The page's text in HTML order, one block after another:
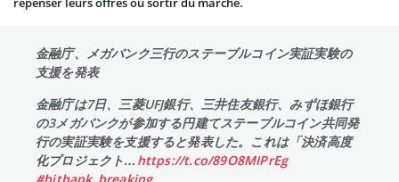
金融庁、メガバンク三行のステーブルコイン実証実験の
支援を発表
金融庁は7日、三菱UFJ銀行、三井住友銀行、みずほ銀行
の3メガバンクが参加する円建てステーブルコイン共同発
行の実証実験を支援すると発表した。これは「決済高度
化プロジェクト… https://t.co/89O8MIPrEg